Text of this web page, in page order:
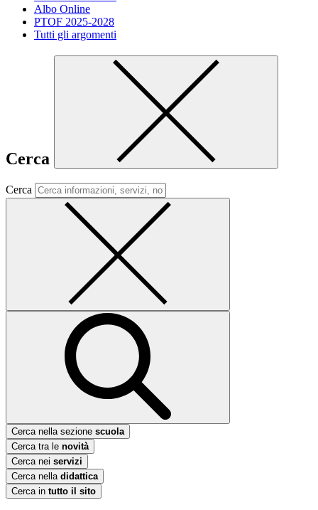
Albo Online
PTOF 2025-2028
Tutti gli argomenti
Cerca
Cerca
Cerca nella sezione scuola
Cerca tra le novità
Cerca nei servizi
Cerca nella didattica
Cerca in tutto il sito